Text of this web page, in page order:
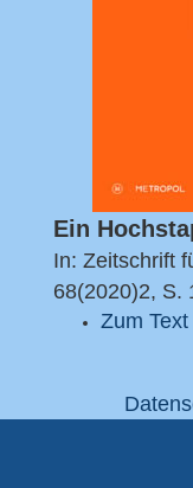
Ein
In: Zeitschrift
68(2020)2, S.
Zum Text